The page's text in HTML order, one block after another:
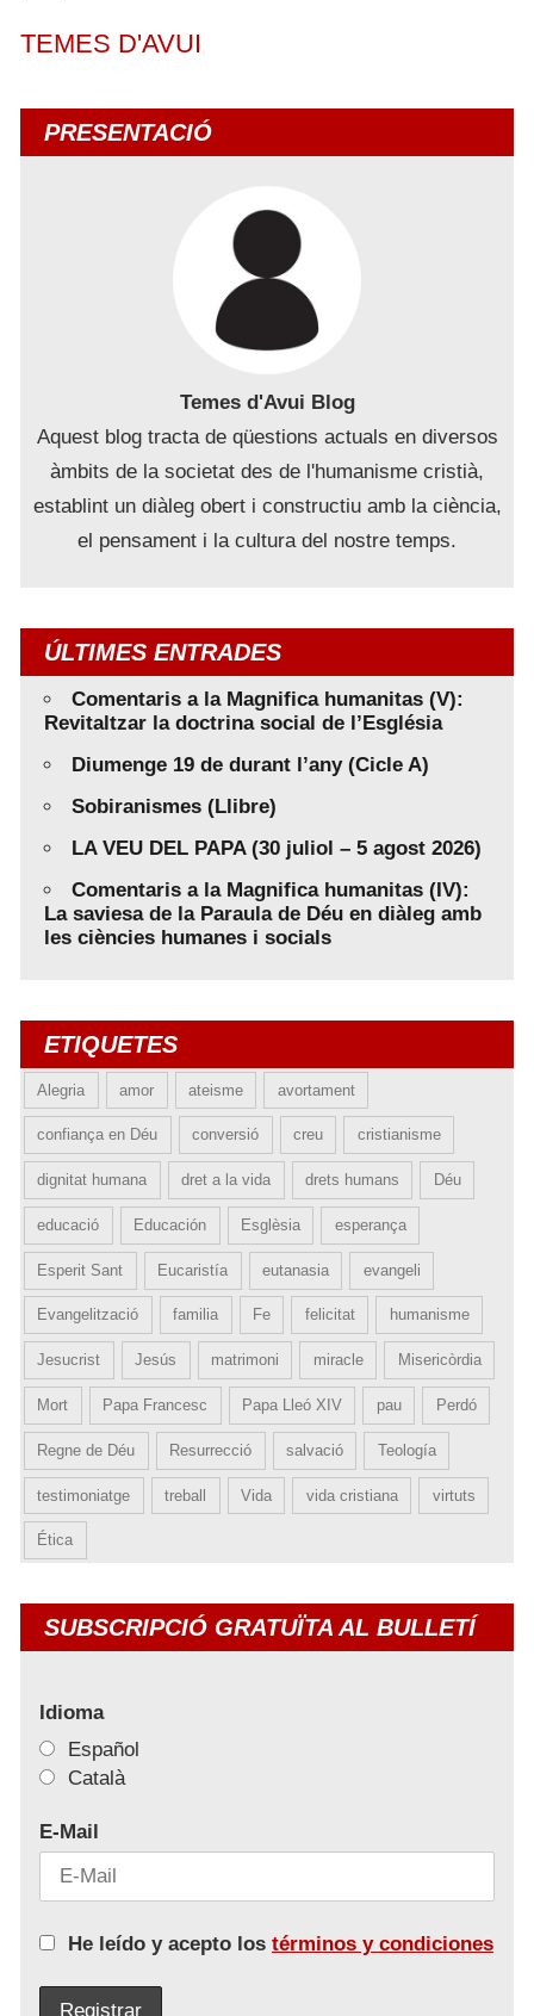
TEMES D'AVUI
PRESENTACIÓ
Temes d'Avui Blog
Aquest blog tracta de qüestions actuals en diversos
àmbits de la societat des de l'humanisme cristià,
establint un diàleg obert i constructiu amb la ciència,
el pensament i la cultura del nostre temps.
ÚLTIMES ENTRADES
Comentaris a la Magnifica humanitas (V):
Revitaltzar la doctrina social de l’Església
Diumenge 19 de durant l’any (Cicle A)
Sobiranismes (Llibre)
LA VEU DEL PAPA (30 juliol – 5 agost 2026)
Comentaris a la Magnifica humanitas (IV):
La saviesa de la Paraula de Déu en diàleg amb
les ciències humanes i socials
ETIQUETES
Alegria amor ateisme avortament
confiança en Déu conversió creu cristianisme
dignitat humana dret a la vida drets humans Déu
educació Educación Esglèsia esperança
Esperit Sant Eucaristía eutanasia evangeli
Evangelització familia Fe felicitat humanisme
Jesucrist Jesús matrimoni miracle Misericòrdia
Mort Papa Francesc Papa Lleó XIV pau Perdó
Regne de Déu Resurrecció salvació Teología
testimoniatge treball Vida vida cristiana virtuts
Ética
SUBSCRIPCIÓ GRATUÏTA AL BULLETÍ
Idioma
Español
Català
E-Mail
He leído y acepto los términos y condiciones